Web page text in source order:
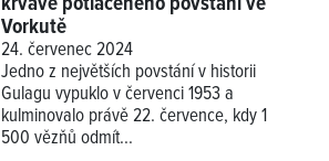
Vorkutě
24. červenec 2024
Jedno z největších povstání v historii
Gulagu vypuklo v červenci 1953 a
kulminovalo právě 22. července, kdy 1
500 vězňů odmít...